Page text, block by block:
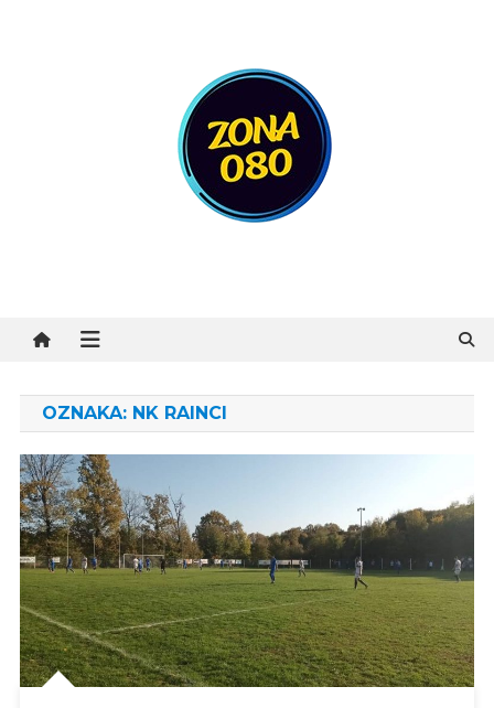
OZNAKA: NK RAINCI